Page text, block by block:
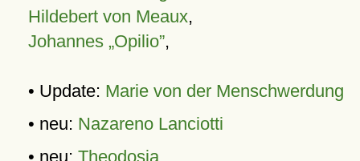
Hildebert von Meaux,
Johannes „Opilio”,
• Update: Marie von der Menschwerdung
• neu: Nazareno Lanciotti
• neu: Theodosia,